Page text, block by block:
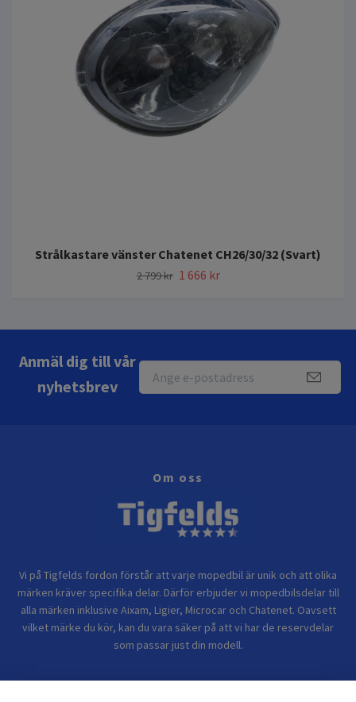
Strålkastare vänster Chatenet CH26/30/32 (Svart)
2 799 kr 1 666 kr
Anmäl dig till vår
nyhetsbrev
Om oss
Vi på Tigfelds fordon förstår att varje mopedbil är unik och att olika
märken kräver specifika delar. Därför erbjuder vi mopedbilsdelar till
alla märken inklusive Aixam, Ligier, Microcar och Chatenet. Oavsett
vilket märke du kör, kan du vara säker på att vi har de reservdelar
som passar just din modell.